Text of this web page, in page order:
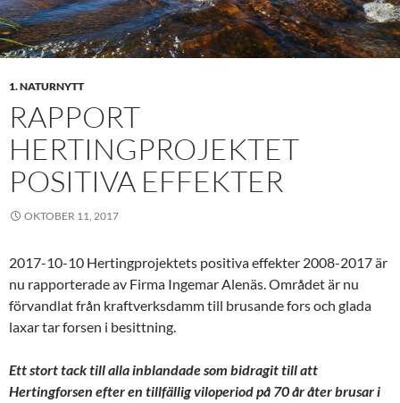
1. NATURNYTT
RAPPORT
HERTINGPROJEKTET
POSITIVA EFFEKTER
OKTOBER 11, 2017
2017-10-10 Hertingprojektets positiva effekter 2008-2017 är
nu rapporterade av Firma Ingemar Alenäs. Området är nu
förvandlat från kraftverksdamm till brusande fors och glada
laxar tar forsen i besittning.
Ett stort tack till alla inblandade som bidragit till att
Hertingforsen efter en tillfällig viloperiod på 70 år åter brusar i